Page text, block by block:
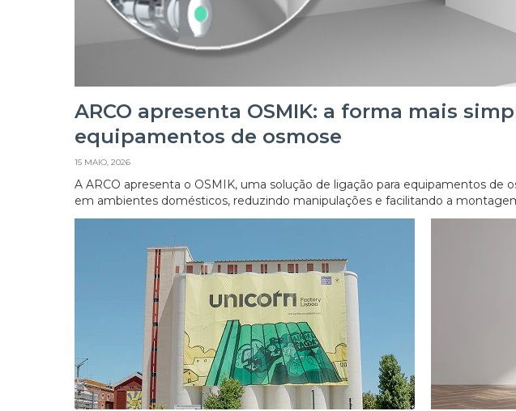
ARCO apresenta OSMIK: a forma mais
equipamentos de osmose
15 MAIO, 2026
A ARCO apresenta o OSMIK, uma solução de ligação para equipamentos de
em ambientes domésticos, reduzindo manipulações e facilitando a